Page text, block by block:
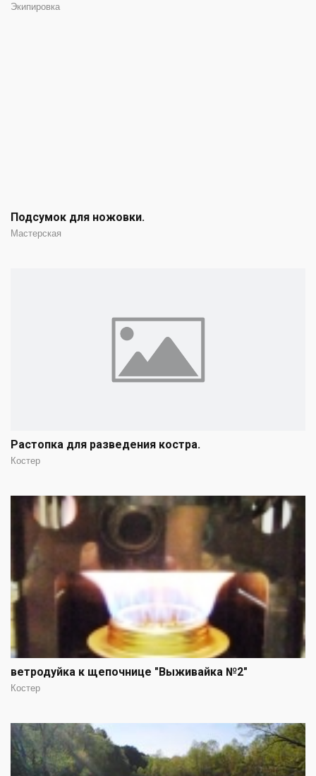
Экипировка
Подсумок для ножовки.
Мастерская
Растопка для разведения костра.
Костер
ветродуйка к щепочнице "Выживайка №2"
Костер